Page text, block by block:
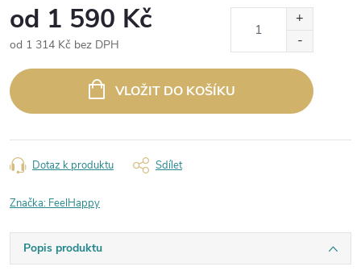
od 1 590 Kč
od 1 314 Kč bez DPH
cena:
VLOŽIT DO KOŠÍKU
Dotaz k produktu Sdílet
Značka: FeelHappy
Popis produktu